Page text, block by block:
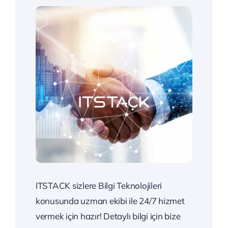
ITSTACK sizlere Bilgi Teknolojileri
konusunda uzman ekibi ile 24/7 hizmet
vermek için hazır! Detaylı bilgi için bize